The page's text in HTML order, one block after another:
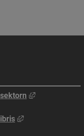
Länk till
Länk till annan